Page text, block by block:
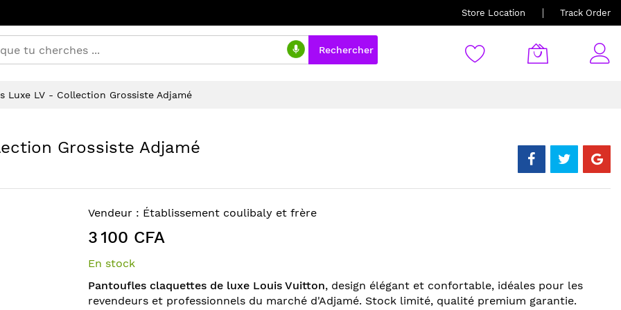
Store Location Track Order
Rechercher
Luxe LV - Collection Grossiste Adjamé
Grossiste Adjamé
Vendeur : Établissement coulibaly et frère
3 100 CFA
En stock
Pantoufles claquettes de luxe Louis Vuitton, design élégant et confortable, idéales pour les
revendeurs et professionnels du marché d'Adjamé. Stock limité, qualité premium garantie.